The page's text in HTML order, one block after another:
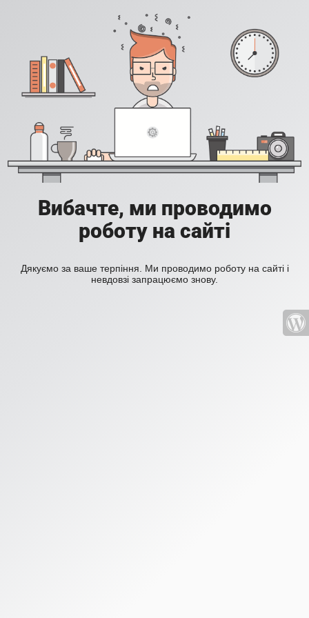
Вибачте, ми проводимо
роботу на сайті
Дякуємо за ваше терпіння. Ми проводимо роботу на сайті і
невдовзі запрацюємо знову.